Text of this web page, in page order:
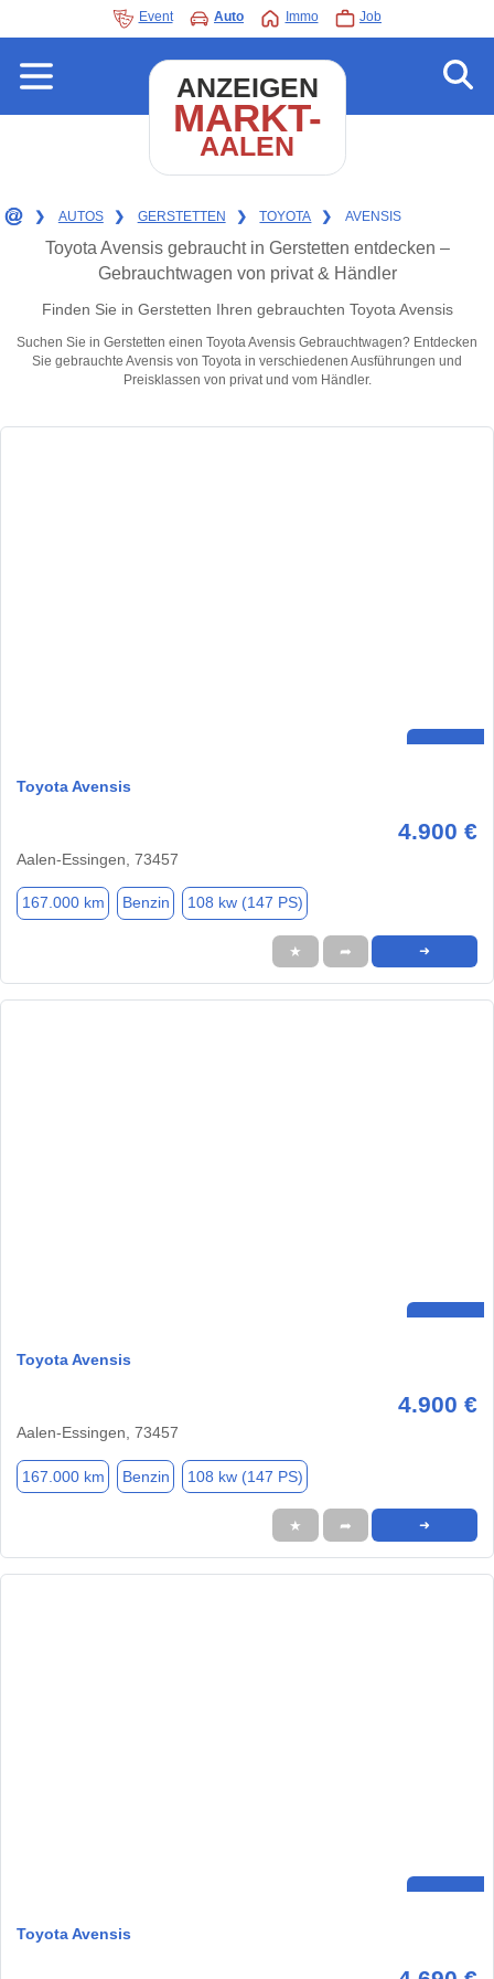
Event Auto Immo Job
ANZEIGEN
MARKT-
AALEN
❯ AUTOS ❯ GERSTETTEN ❯ TOYOTA ❯ AVENSIS
Toyota Avensis gebraucht in Gerstetten entdecken –
Gebrauchtwagen von privat & Händler
Finden Sie in Gerstetten Ihren gebrauchten Toyota Avensis
Suchen Sie in Gerstetten einen Toyota Avensis Gebrauchtwagen? Entdecken
Sie gebrauchte Avensis von Toyota in verschiedenen Ausführungen und
Preisklassen von privat und vom Händler.
Toyota Avensis
4.900 €
Aalen-Essingen, 73457
167.000 km Benzin 108 kw (147 PS)
★ ➦ ➜
Toyota Avensis
4.900 €
Aalen-Essingen, 73457
167.000 km Benzin 108 kw (147 PS)
★ ➦ ➜
Toyota Avensis